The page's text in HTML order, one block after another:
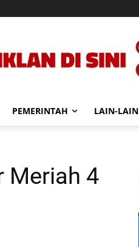
PEMERINTAH LAIN-LAIN
Meriah 4